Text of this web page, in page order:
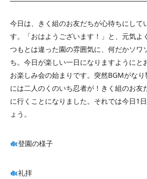
今日は、きく組のお友だちが心待ちにして
す。「おはようございます！」と、元気よ
つもとは違った園の雰囲気に、何だかソワ
ち。今日が楽しい一日になりますようにと
お楽しみ会の始まりです。突然BGMがな
には二人のくのいち忍者が！きく組のお友
に行くことになりました。それでは今日1
ょう。
登園の様子
礼拝